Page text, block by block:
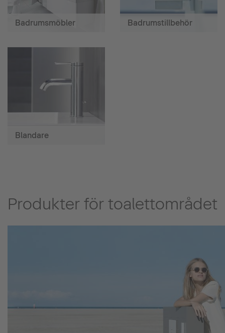
Badrumsmöbler Badrumstillbehör
Blandare
Produkter för toalettområdet